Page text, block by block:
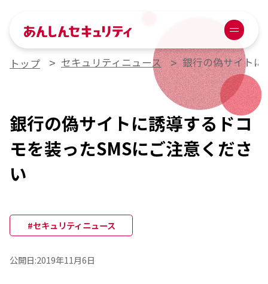
あんしんセキュリティ
Menu
トップ セキュリティニュース 銀行の偽サイトに
銀行の偽サイトに誘導するドコ
モを装ったSMSにご注意くださ
い
#セキュリティニュース
公開日:2019年11月6日